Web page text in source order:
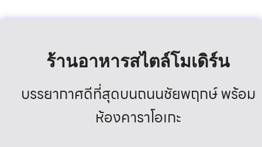
ร้านอาหารสไตล์โมเดิร์น
บรรยากาศดีที่สุดบนถนนชัยพฤกษ์ พร้อม
ห้องคาราโอเกะ